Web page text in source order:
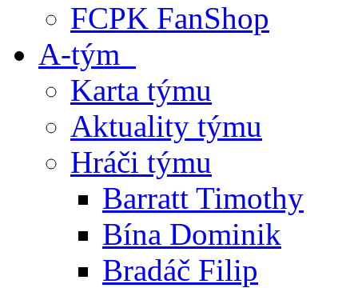
FCPK FanShop
A-tým
Karta týmu
Aktuality týmu
Hráči týmu
Barratt Timothy
Bína Dominik
Bradáč Filip